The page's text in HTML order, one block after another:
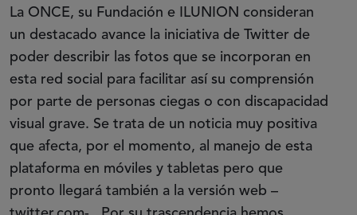
La ONCE, su Fundación e ILUNION consideran
un destacado avance la iniciativa de Twitter de
poder describir las fotos que se incorporan en
esta red social para facilitar así su comprensión
por parte de personas ciegas o con discapacidad
visual grave. Se trata de un noticia muy positiva
que afecta, por el momento, al manejo de esta
plataforma en móviles y tabletas pero que
pronto llegará también a la versión web –